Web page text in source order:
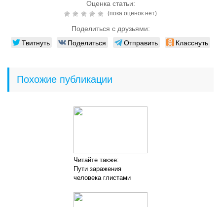
Оценка статьи:
(пока оценок нет)
Поделиться с друзьями:
Твитнуть Поделиться Отправить Класснуть
Похожие публикации
Читайте также:
Пути заражения
человека глистами